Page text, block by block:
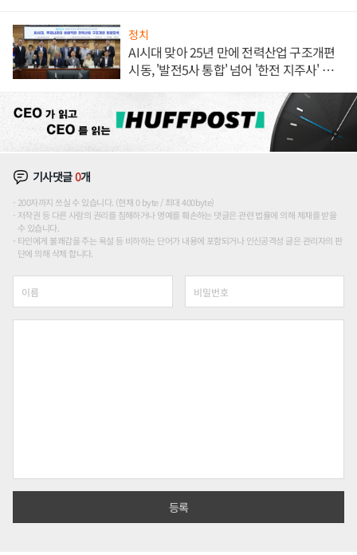
정치
AI시대 맞아 25년 만에 전력산업 구조개편
시동, '발전5사 통합' 넘어 '한전 지주사' 재편
기사댓글0개
200자까지 쓰실 수 있습니다. (현재 0 byte / 최대 400byte)
저작권 등 다른 사람의 권리를 침해하거나 명예를 훼손하는 댓글은 관련 법률에 의해 제재를 받을
수 있습니다.
타인에게 불쾌감을 주는 욕설 등 비하하는 단어가 내용에 포함되거나 인신공격성 글은 관리자의 판
단에 의해 삭제 합니다.